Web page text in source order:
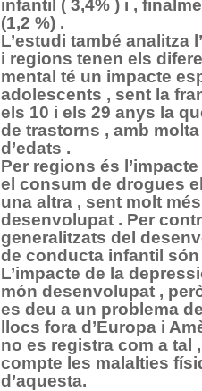
infantil ( 3,4% ) i ,
(1,2 %) .
L’estudi també analitza
i regions tenen els
mental té un impacte
adolescents , sent la
els 10 i els 29 anys la
de trastorns , amb
d’edats .
Per regions és
el consum de drogues
una altra , sent molt
desenvolupat . Per
generalitzats del
de conducta infantil
L’impacte de la
món desenvolupat ,
es deu a un problema
llocs fora d’Europa i
no es registra com a tal
compte les malalties
d’aquesta.